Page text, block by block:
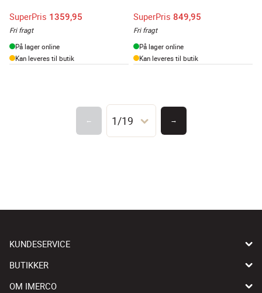
SuperPris 1359,95
Fri fragt
På lager online
Kan leveres til butik
SuperPris 849,95
Fri fragt
På lager online
Kan leveres til butik
← 1/19 →
KUNDESERVICE
BUTIKKER
OM IMERCO